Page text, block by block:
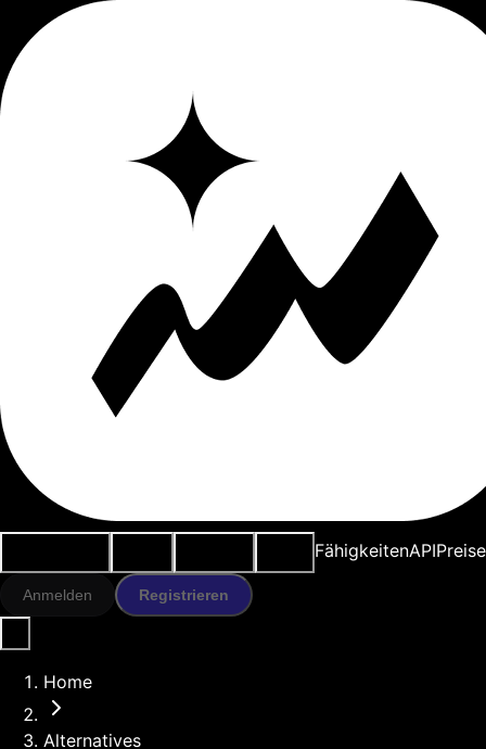
FähigkeitenAPIPreise
Anmelden Registrieren
Home
Alternatives